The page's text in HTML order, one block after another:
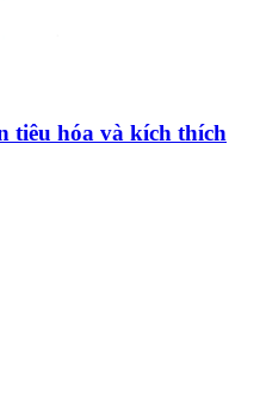
hóa và kích thích